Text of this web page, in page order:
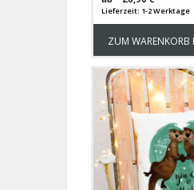
Lieferzeit: 1-2 Werktage
ZUM